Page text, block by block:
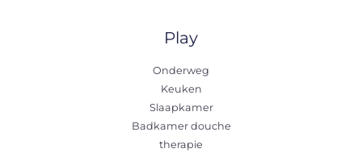
Play
Onderweg
Keuken
Slaapkamer
Badkamer douche
therapie